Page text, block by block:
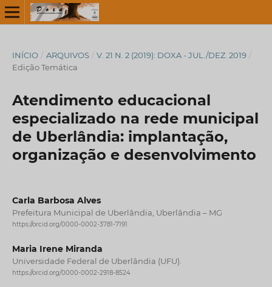
INÍCIO / ARQUIVOS / V. 21 N. 2 (2019): DOXA - JUL./DEZ. 2019 /
Edição Temática
Atendimento educacional
especializado na rede municipal
de Uberlândia: implantação,
organização e desenvolvimento
Carla Barbosa Alves
Prefeitura Municipal de Uberlândia, Uberlândia – MG
https://orcid.org/0000-0002-3781-7191
Maria Irene Miranda
Universidade Federal de Uberlândia (UFU).
https://orcid.org/0000-0002-2918-8524